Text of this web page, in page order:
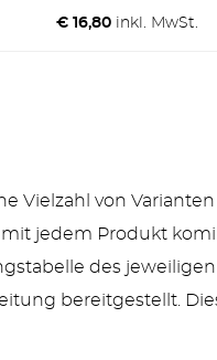
€ 16,80 inkl. MwSt.
Vielzahl von
jedem Produkt
des
bereitgestellt.